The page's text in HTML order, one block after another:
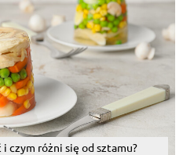
czym różni się od sztamu?